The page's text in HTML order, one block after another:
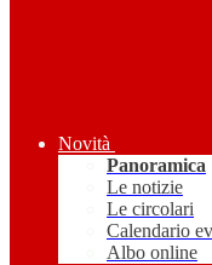
Novità
Panoramica
Le notizie
Le circolari
Calendario
Albo online